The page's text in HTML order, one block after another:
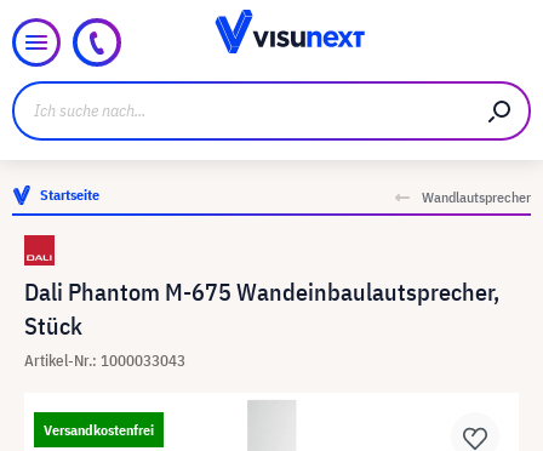
Startseite Wandlautsprecher
Dali Phantom M-675 Wandeinbaulautsprecher,
Stück
Artikel-Nr.: 1000033043
Versandkostenfrei